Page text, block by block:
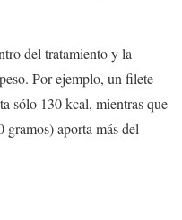
del tratamiento y la
Por ejemplo, un filete
sólo 130 kcal, mientras que
aporta más del